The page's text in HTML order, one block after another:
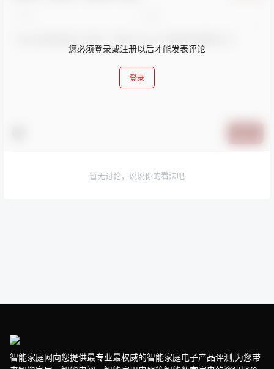
您必须登录或注册以后才能发表评论
登录
暂无讨论，说说你的看法吧
智能家庭网向您提供最专业最权威的智能家庭电子产品评测,为您带